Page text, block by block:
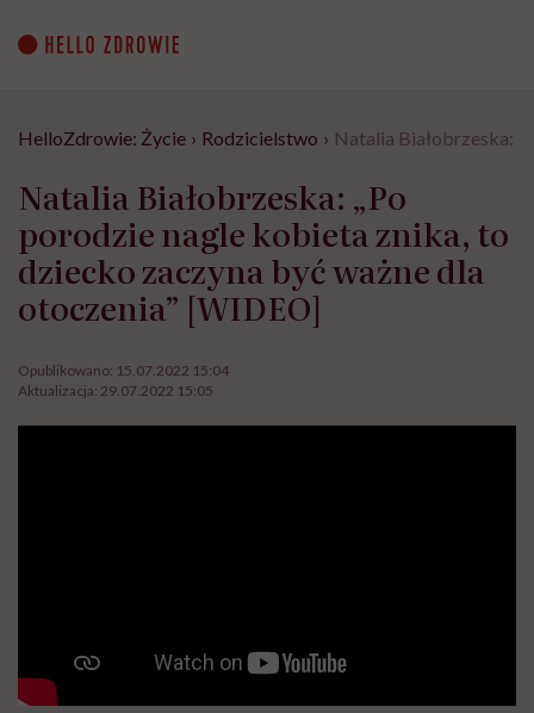
content
HelloZdrowie: Życie › Rodzicielstwo › Natalia Białobrzeska:
Natalia Białobrzeska: „Po
porodzie nagle kobieta znika, to
dziecko zaczyna być ważne dla
otoczenia” [WIDEO]
Opublikowano: 15.07.2022 15:04
Aktualizacja: 29.07.2022 15:05